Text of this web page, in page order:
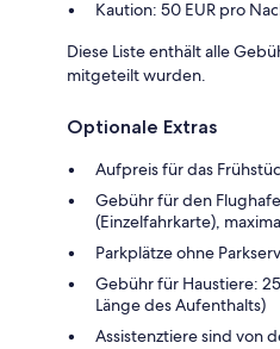
Kaution: 50 EUR pro
Diese Liste enthält alle
mitgeteilt wurden.
Optionale Extras
Aufpreis für das
Gebühr für den
(Einzelfahrkarte),
Parkplätze ohne
Gebühr für Haustiere:
Länge des Aufenthalts)
Assistenztiere sind von